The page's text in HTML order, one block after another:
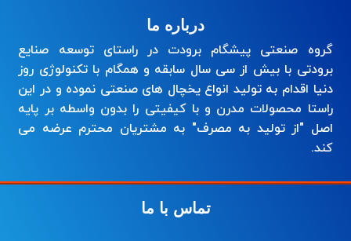
درباره ما
گروه صنعتی پیشگام برودت در راستای توسعه صنایع
برودتی با بیش از سی سال سابقه و همگام با تکنولوژی روز
دنیا اقدام به تولید انواع یخچال های صنعتی نموده و در این
راستا محصولات مدرن و با کیفیتی را بدون واسطه بر پایه
اصل "از تولید به مصرف" به مشتریان محترم عرضه می
کند.
تماس با ما